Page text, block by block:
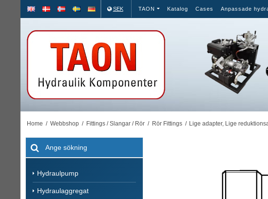
SEK TAON Katalog Cases Anpassade
Home / Webbshop / Fittings / Slangar / Rör / Rör Fittings / Lige adapter, Lige
Hydraulpump
Hydraulaggregat